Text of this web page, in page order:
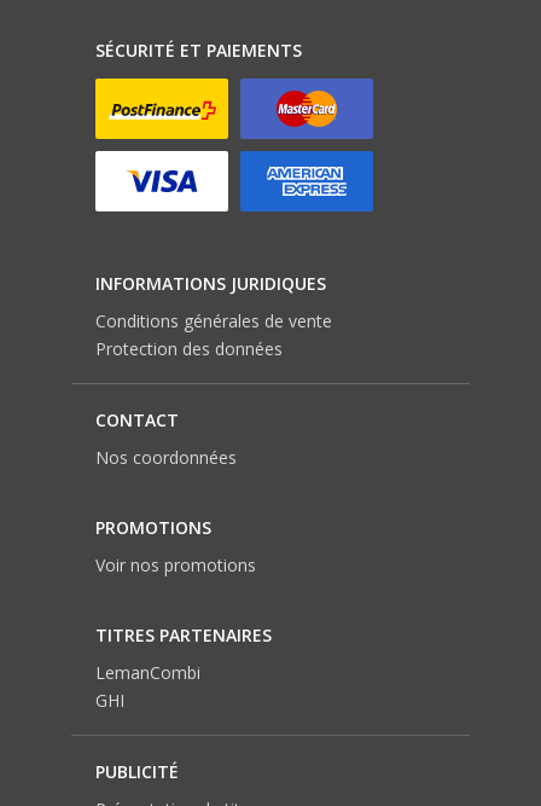
SÉCURITÉ ET PAIEMENTS
INFORMATIONS JURIDIQUES
Conditions générales de vente
Protection des données
CONTACT
Nos coordonnées
PROMOTIONS
Voir nos promotions
TITRES PARTENAIRES
LemanCombi
GHI
PUBLICITÉ